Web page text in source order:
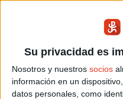
Su privacidad es
Nosotros y nuestros socios
información en un
datos personales, como
Más sobre Salud